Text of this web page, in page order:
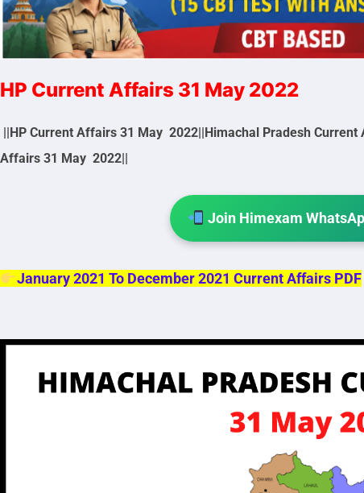
HP Current Affairs 31 May 2022
||HP Current Affairs 31 May 2022||Himachal Pradesh
Affairs 31 May 2022||
Join Himexam
January 2021 To December 2021 Current Affairs PDF